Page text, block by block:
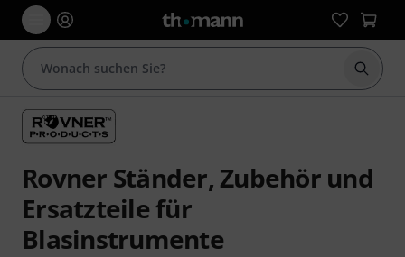
Suche
Rovner Ständer, Zubehör und
Ersatzteile für
Blasinstrumente